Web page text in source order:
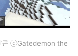
팔콘 ⓒGatedemon the